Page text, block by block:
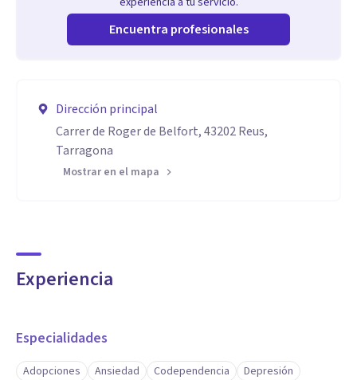
Encuentra profesionales
Dirección principal
Carrer de Roger de Belfort, 43202 Reus,
Tarragona
Mostrar en el mapa
Experiencia
Especialidades
Adopciones Ansiedad Codependencia
Depresión